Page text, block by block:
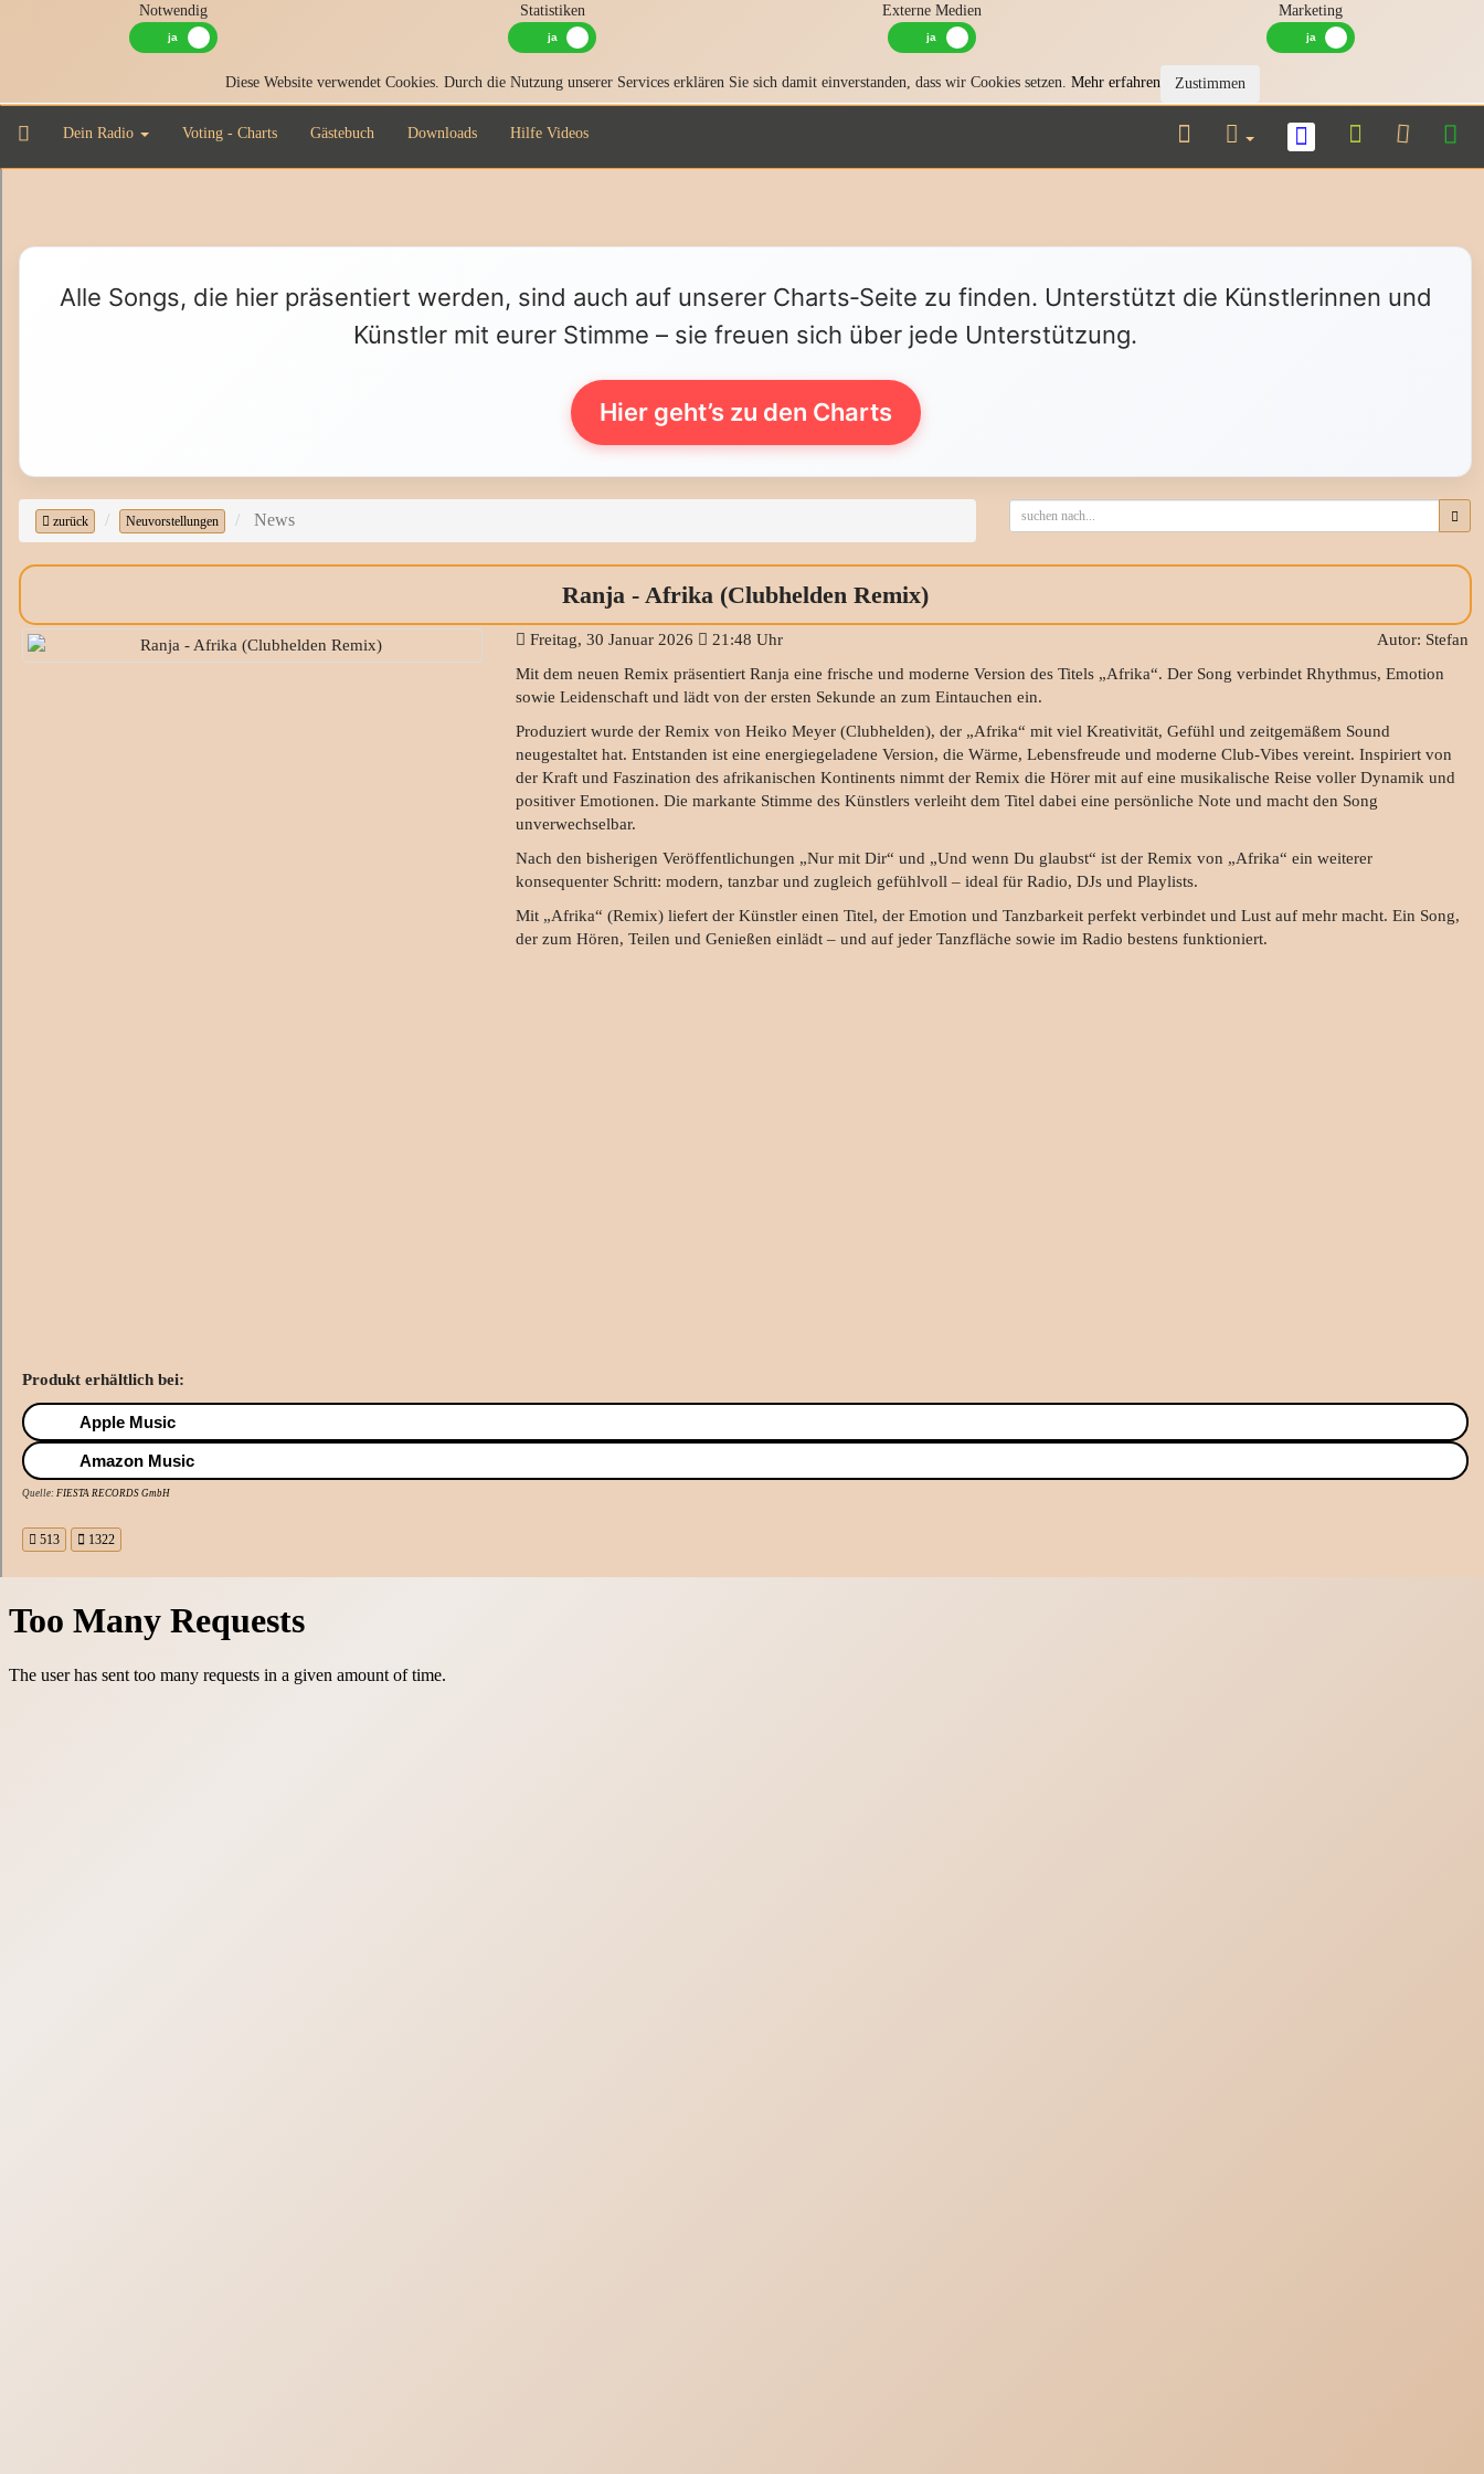
Notwendig Statistiken Externe Medien Marketing
Diese Website verwendet Cookies. Durch die Nutzung unserer Services erklären Sie sich damit einverstanden, dass wir Cookies setzen. Mehr erfahren Zustimmen
Dein Radio Voting - Charts Gästebuch Downloads Hilfe Videos
Alle Songs, die hier präsentiert werden, sind auch auf unserer Charts‑Seite zu finden. Unterstützt die Künstlerinnen und
Künstler mit eurer Stimme – sie freuen sich über jede Unterstützung.
Hier geht’s zu den Charts
zurück Neuvorstellungen News
Ranja - Afrika (Clubhelden Remix)
Freitag, 30 Januar 2026 21:48 Uhr
Autor: Stefan
Mit dem neuen Remix präsentiert Ranja eine frische und moderne Version des Titels „Afrika“. Der Song verbindet Rhythmus, Emotion
sowie Leidenschaft und lädt von der ersten Sekunde an zum Eintauchen ein.
Produziert wurde der Remix von Heiko Meyer (Clubhelden), der „Afrika“ mit viel Kreativität, Gefühl und zeitgemäßem Sound
neugestaltet hat. Entstanden ist eine energiegeladene Version, die Wärme, Lebensfreude und moderne Club-Vibes vereint. Inspiriert von
der Kraft und Faszination des afrikanischen Kontinents nimmt der Remix die Hörer mit auf eine musikalische Reise voller Dynamik und
positiver Emotionen. Die markante Stimme des Künstlers verleiht dem Titel dabei eine persönliche Note und macht den Song
unverwechselbar.
Nach den bisherigen Veröffentlichungen „Nur mit Dir“ und „Und wenn Du glaubst“ ist der Remix von „Afrika“ ein weiterer
konsequenter Schritt: modern, tanzbar und zugleich gefühlvoll – ideal für Radio, DJs und Playlists.
Mit „Afrika“ (Remix) liefert der Künstler einen Titel, der Emotion und Tanzbarkeit perfekt verbindet und Lust auf mehr macht. Ein Song,
der zum Hören, Teilen und Genießen einlädt – und auf jeder Tanzfläche sowie im Radio bestens funktioniert.
Produkt erhältlich bei:
Apple Music
Amazon Music
Quelle: FIESTA RECORDS GmbH
513 1322